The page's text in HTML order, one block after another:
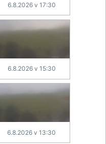
6.8.2026 v 17:30
6.8.2026 v 15:30
6.8.2026 v 13:30